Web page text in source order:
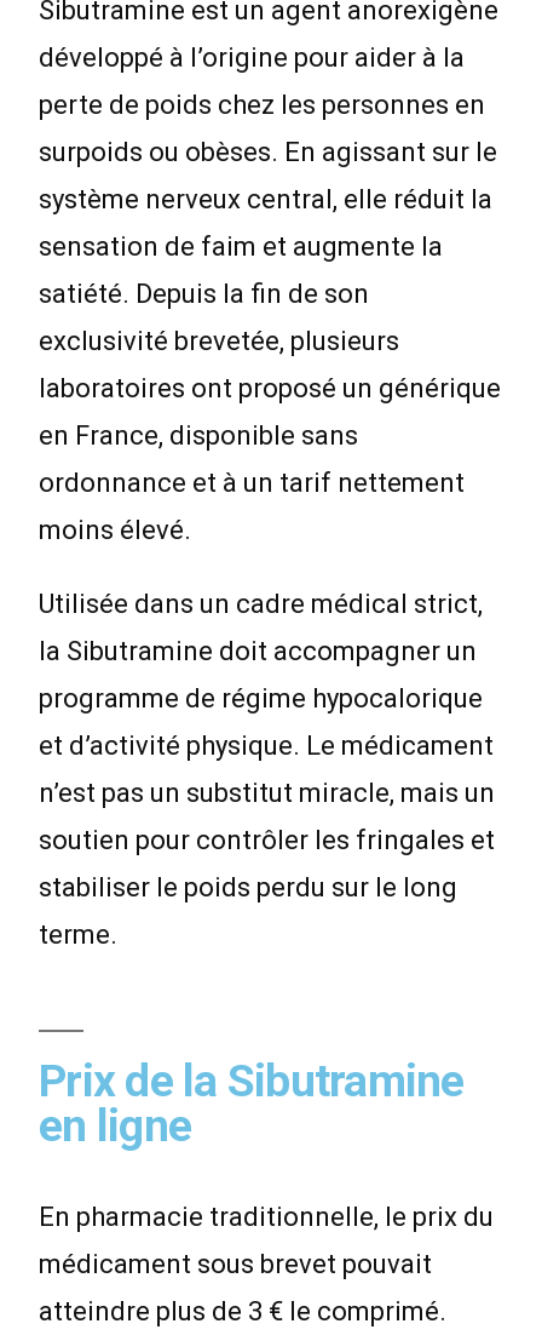
Sibutramine est un agent anorexigène
développé à l’origine pour aider à la
perte de poids chez les personnes en
surpoids ou obèses. En agissant sur le
système nerveux central, elle réduit la
sensation de faim et augmente la
satiété. Depuis la fin de son
exclusivité brevetée, plusieurs
laboratoires ont proposé un générique
en France, disponible sans
ordonnance et à un tarif nettement
moins élevé.
Utilisée dans un cadre médical strict,
la Sibutramine doit accompagner un
programme de régime hypocalorique
et d’activité physique. Le médicament
n’est pas un substitut miracle, mais un
soutien pour contrôler les fringales et
stabiliser le poids perdu sur le long
terme.
Prix de la Sibutramine
en ligne
En pharmacie traditionnelle, le prix du
médicament sous brevet pouvait
atteindre plus de 3 € le comprimé.